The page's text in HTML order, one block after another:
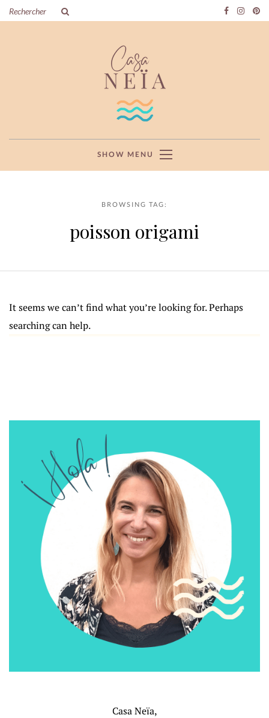
SHOW MENU
BROWSING TAG:
poisson origami
It seems we can’t find what you’re looking for. Perhaps
searching can help.
Casa Neïa,